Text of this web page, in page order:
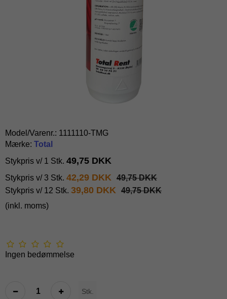
Model/Varenr.: 1111110-TMG
Mærke: Total
Stykpris v/ 1 Stk. 49,75 DKK
Stykpris v/ 3 Stk. 42,29 DKK 49,75 DKK
Stykpris v/ 12 Stk. 39,80 DKK 49,75 DKK
(inkl. moms)
Ingen bedømmelse
Stk.